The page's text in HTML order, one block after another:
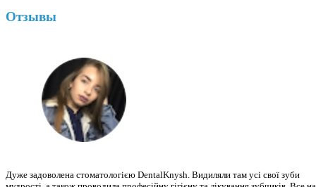
Отзывы
Дуже задоволена стоматологією DentalKnysh. Видиляли там усі свої зуби